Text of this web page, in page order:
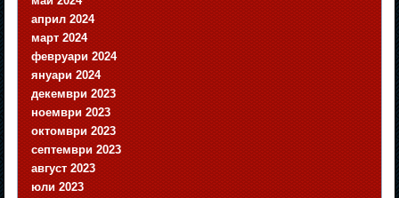
април 2024
март 2024
февруари 2024
януари 2024
декември 2023
ноември 2023
октомври 2023
септември 2023
август 2023
юли 2023